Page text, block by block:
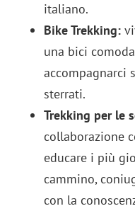
italiano.
Bike Trekking:
una bici
accompagnarci
sterrati.
Trekking per le
collaborazione
educare i più
cammino,
con la